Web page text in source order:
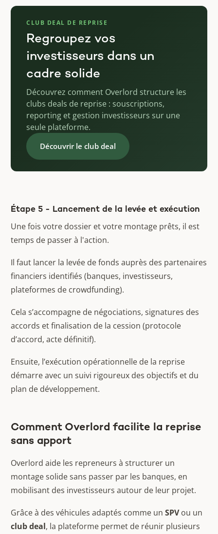
CLUB DEAL DE REPRISE
Regroupez vos
investisseurs dans un
cadre solide
Découvrez comment Overlord structure les
clubs deals de reprise : souscriptions,
reporting et gestion investisseurs sur une
seule plateforme.
Découvrir le club deal
Étape 5 - Lancement de la levée et exécution
Une fois votre dossier et votre montage prêts, il est
temps de passer à l'action.
Il faut lancer la levée de fonds auprès des partenaires
financiers identifiés (banques, investisseurs,
plateformes de crowdfunding).
Cela s’accompagne de négociations, signatures des
accords et finalisation de la cession (protocole
d’accord, acte définitif).
Ensuite, l’exécution opérationnelle de la reprise
démarre avec un suivi rigoureux des objectifs et du
plan de développement.
Comment Overlord facilite la reprise
sans apport
Overlord aide les repreneurs à structurer un
montage solide sans passer par les banques, en
mobilisant des investisseurs autour de leur projet.
Grâce à des véhicules adaptés comme unSPVou un
club deal, la plateforme permet de réunir plusieurs